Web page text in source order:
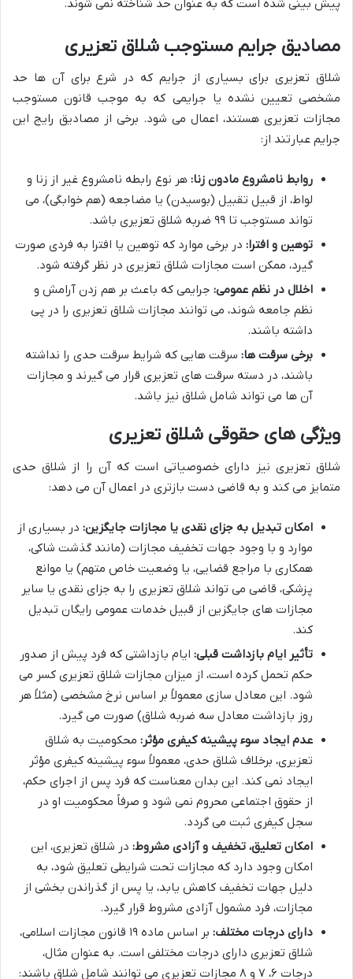
پیش بینی شده است که به عنوان حد شناخته نمی شوند.
مصادیق جرایم مستوجب شلاق تعزیری
شلاق تعزیری برای بسیاری از جرایم که در شرع برای آن ها حد
مشخصی تعیین نشده یا جرایمی که به موجب قانون مستوجب
مجازات تعزیری هستند، اعمال می شود. برخی از مصادیق رایج این
جرایم عبارتند از:
روابط نامشروع مادون زنا: هر نوع رابطه نامشروع غیر از زنا و
لواط، از قبیل تقبیل (بوسیدن) یا مضاجعه (هم خوابگی)، می
تواند مستوجب تا ۹۹ ضربه شلاق تعزیری باشد.
توهین و افترا: در برخی موارد که توهین یا افترا به فردی صورت
گیرد، ممکن است مجازات شلاق تعزیری در نظر گرفته شود.
اخلال در نظم عمومی: جرایمی که باعث بر هم زدن آرامش و
نظم جامعه شوند، می توانند مجازات شلاق تعزیری را در پی
داشته باشند.
برخی سرقت ها: سرقت هایی که شرایط سرقت حدی را نداشته
باشند، در دسته سرقت های تعزیری قرار می گیرند و مجازات
آن ها می تواند شامل شلاق نیز باشد.
ویژگی های حقوقی شلاق تعزیری
شلاق تعزیری نیز دارای خصوصیاتی است که آن را از شلاق حدی
متمایز می کند و به قاضی دست بازتری در اعمال آن می دهد:
امکان تبدیل به جزای نقدی یا مجازات جایگزین: در بسیاری از
موارد و با وجود جهات تخفیف مجازات (مانند گذشت شاکی،
همکاری با مراجع قضایی، یا وضعیت خاص متهم) یا موانع
پزشکی، قاضی می تواند شلاق تعزیری را به جزای نقدی یا سایر
مجازات های جایگزین از قبیل خدمات عمومی رایگان تبدیل
کند.
تأثیر ایام بازداشت قبلی: ایام بازداشتی که فرد پیش از صدور
حکم تحمل کرده است، از میزان مجازات شلاق تعزیری کسر می
شود. این معادل سازی معمولاً بر اساس نرخ مشخصی (مثلاً هر
روز بازداشت معادل سه ضربه شلاق) صورت می گیرد.
عدم ایجاد سوء پیشینه کیفری مؤثر: محکومیت به شلاق
تعزیری، برخلاف شلاق حدی، معمولاً سوء پیشینه کیفری مؤثر
ایجاد نمی کند. این بدان معناست که فرد پس از اجرای حکم،
از حقوق اجتماعی محروم نمی شود و صرفاً محکومیت او در
سجل کیفری ثبت می گردد.
امکان تعلیق، تخفیف و آزادی مشروط: در شلاق تعزیری، این
امکان وجود دارد که مجازات تحت شرایطی تعلیق شود، به
دلیل جهات تخفیف کاهش یابد، یا پس از گذراندن بخشی از
مجازات، فرد مشمول آزادی مشروط قرار گیرد.
دارای درجات مختلف:
بر اساس ماده ۱۹ قانون مجازات اسلامی،
شلاق تعزیری دارای درجات مختلفی است. به عنوان مثال،
درجات ۶، ۷ و ۸ مجازات تعزیری می توانند شامل شلاق باشند: